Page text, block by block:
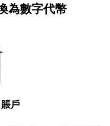
為數字代幣
戶